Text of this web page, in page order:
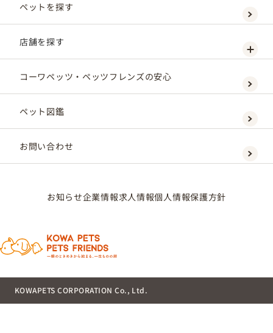
ペットを探す
店舗を探す
コーワペッツ・ペッツフレンズの安心
ペット図鑑
お問い合わせ
お知らせ企業情報求人情報個人情報保護方針
KOWAPETS CORPORATION Co., Ltd.